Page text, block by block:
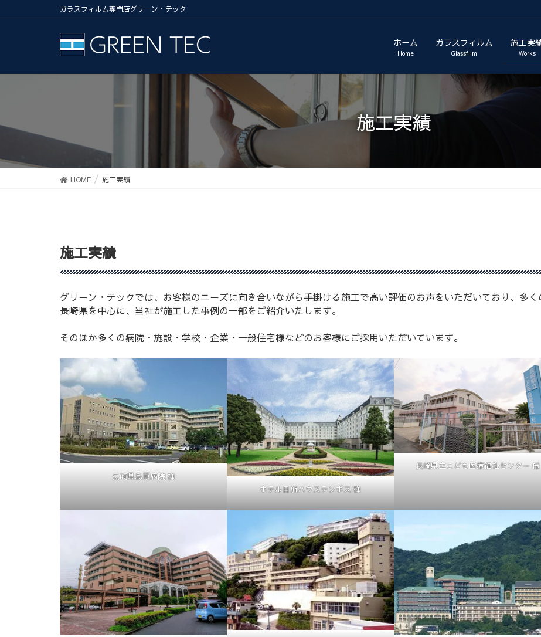
ガラスフィルム専門店グリーン・テック
ホーム
Home
ガラスフィルム
Glassfilm
施工実
Works
施工実績
HOME 施工実績
施工実績
グリーン・テックでは、お客様のニーズに向き合いながら手掛ける施工で高い評価のお声をいただいており、多く
長崎県を中心に、当社が施工した事例の一部をご紹介いたします。
そのほか多くの病院・施設・学校・企業・一般住宅様などのお客様にご採用いただいています。
長崎県島原病院 様
ホテル日航ハウステンボス 様
長崎県立こども医療福祉センター 様